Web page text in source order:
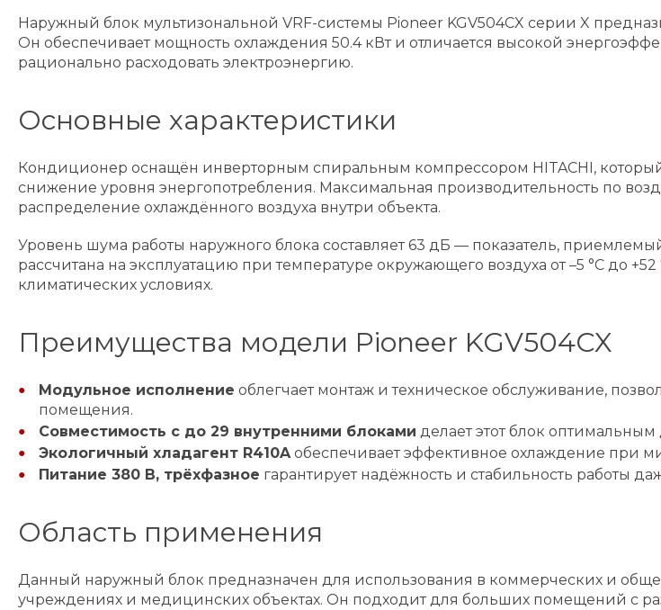
Наружный блок мультизональной VRF-системы Pioneer KGV504CX серии X
Он обеспечивает мощность охлаждения 50.4 кВт и отличается высокой
рационально расходовать электроэнергию.
Основные характеристики
Кондиционер оснащён инверторным спиральным компрессором HITACHI,
снижение уровня энергопотребления. Максимальная производительность по
распределение охлаждённого воздуха внутри объекта.
Уровень шума работы наружного блока составляет 63 дБ — показатель,
рассчитана на эксплуатацию при температуре окружающего воздуха от –5 °C до
климатических условиях.
Преимущества модели Pioneer KGV504CX
Модульное исполнение облегчает монтаж и техническое обслуживание,
помещения.
Совместимость с до 29 внутренними блоками делает этот блок
Экологичный хладагент R410Aобеспечивает эффективное охлаждение при
Питание 380 В, трёхфазное гарантирует надёжность и стабильность работы
Область применения
Данный наружный блок предназначен для использования в коммерческих и
учреждениях и медицинских объектах. Он подходит для больших помещений с